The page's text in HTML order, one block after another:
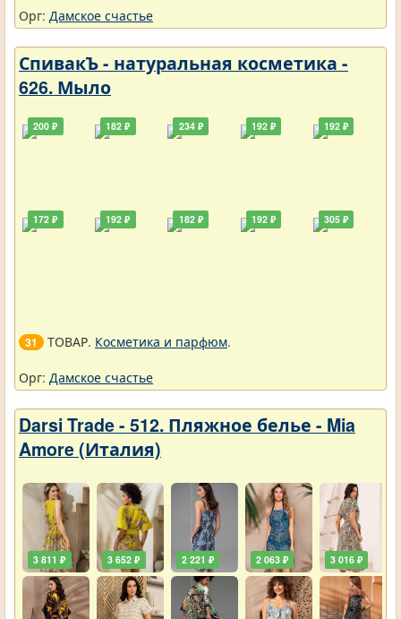
Орг: Дамское счастье
СпивакЪ - натуральная косметика -
626. Мыло
200 ₽
172 ₽
182 ₽
192 ₽
234 ₽
182 ₽
192 ₽
192 ₽
192 ₽
305 ₽
31 ТОВАР. Косметика и парфюм.
Орг: Дамское счастье
Darsi Trade - 512. Пляжное белье - Mia
Amore (Италия)
3 811 ₽ 3 652 ₽ 2 221 ₽ 2 063 ₽ 3 016 ₽